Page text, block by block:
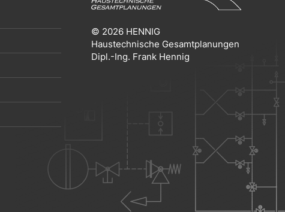
© 2026 HENNIG
Haustechnische Gesamtplanungen
Dipl.-Ing. Frank Hennig